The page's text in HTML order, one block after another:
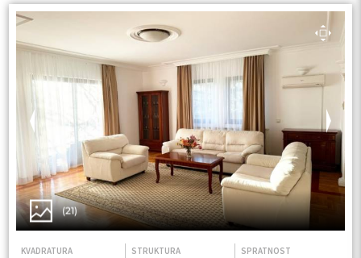
(21)
KVADRATURA STRUKTURA SPRATNOST